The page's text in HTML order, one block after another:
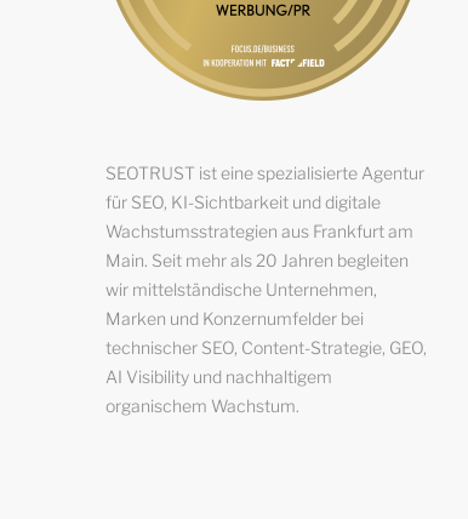
SEOTRUST ist eine spezialisierte Agentur
für SEO, KI-Sichtbarkeit und digitale
Wachstumsstrategien aus Frankfurt am
Main. Seit mehr als 20 Jahren begleiten
wir mittelständische Unternehmen,
Marken und Konzernumfelder bei
technischer SEO, Content-Strategie, GEO,
AI Visibility und nachhaltigem
organischem Wachstum.